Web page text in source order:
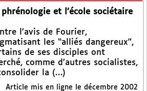
phrénologie et l’école sociétaire
l’avis de Fourier,
les “alliés dangereux”,
de ses disciples ont
comme d’autres socialistes,
la (…)
Article mis en ligne le décembre 2002